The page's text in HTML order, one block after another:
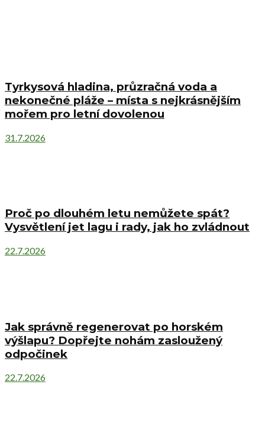
Tyrkysová hladina, průzračná voda a
nekonečné pláže – místa s nejkrásnějším
mořem pro letní dovolenou
31.7.2026
Proč po dlouhém letu nemůžete spát?
Vysvětlení jet lagu i rady, jak ho zvládnout
22.7.2026
Jak správně regenerovat po horském
výšlapu? Dopřejte nohám zasloužený
odpočinek
22.7.2026